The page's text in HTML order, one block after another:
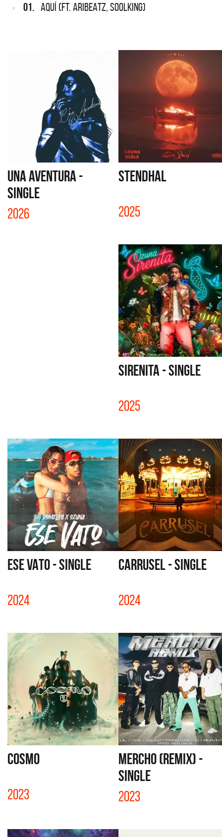
01. AQUÍ (FT. ARIBEATZ, SOOLKING)
UNA AVENTURA -
SINGLE
2026
STENDHAL
2025
SIRENITA - SINGLE
2025
ESE VATO - SINGLE
2024
CARRUSEL - SINGLE
2024
COSMO
2023
MERCHO (REMIX) -
SINGLE
2023